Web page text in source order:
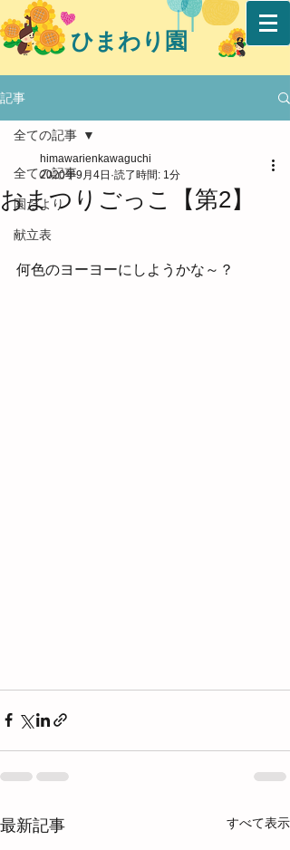
ひまわり園
記事
全ての記事
園だより
献立表
全ての記事
おまつりごっこ【第2】
himawarienkawaguchi
2020年9月4日 読了時間: 1分
何色のヨーヨーにしようかな～？
最新記事 すべて表示